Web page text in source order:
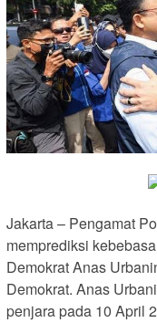
Jakarta – Pengamat
memprediksi
Demokrat Anas
Demokrat. Anas
penjara pada 10 April